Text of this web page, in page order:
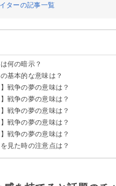
ターの記事一覧
何の暗示？
基本的な意味は？
ストレスを抱えている暗示
る場合は理想が高いのかも
よって意味が決まる
】戦争の夢の意味は？
な戦争の夢【警告夢】
ある戦争の夢【警告夢】
生き残る夢【吉夢】
原爆が使われる夢【警告夢】
爆弾が落ちる夢【警告夢】
死ぬ夢【吉夢】
銃撃戦が起こる夢【警告夢】
ミサイルが飛ぶ夢【願望夢】
撃たれる夢【凶夢】
傷つく夢【警告夢】
終わる夢【吉夢】
勝つ夢【吉夢】
負ける夢【凶夢】
】戦争の夢の意味は？
逃げる夢【警告夢】
隠れる夢【願望夢】
行く夢【願望夢】
戦う夢【吉夢】
人を助ける夢【警告夢】
人を殺す夢【警告夢】
追いかけられる夢【警告夢】
疎開する夢【吉夢】
人を守る夢【願望夢】
巻き込まれる夢【凶夢】
】戦争の夢の意味は？
夢で家族が印象的な場合【吉夢】
夢で恋人が印象的な場合【凶夢】
夢で友達が印象的な場合【警告夢】
夢で子供が印象的な場合【警告夢】
夢で知らない人が印象的な場合【警告夢
】戦争の夢の意味は？
起きて怖い夢【警告夢】
起きて怒る夢【吉夢】
起きて悲しい夢【凶夢】
】戦争の夢の意味は？
戦う夢【吉夢】
戦う夢【吉夢】
戦う夢【警告夢】
戦う夢【警告夢】
見た時の注意点は？
休息を取る
ら話さず警告夢や凶夢は人に話す